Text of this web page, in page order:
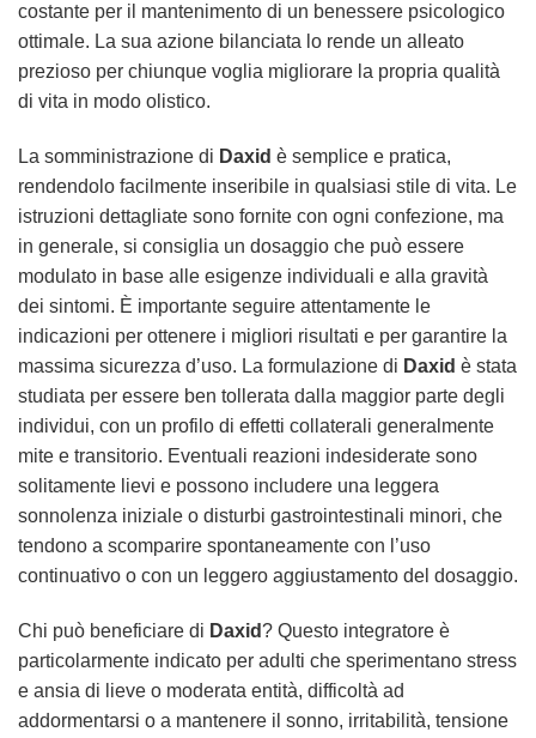
costante per il mantenimento di un benessere psicologico
ottimale. La sua azione bilanciata lo rende un alleato
prezioso per chiunque voglia migliorare la propria qualità
di vita in modo olistico.
La somministrazione di Daxid è semplice e pratica,
rendendolo facilmente inseribile in qualsiasi stile di vita. Le
istruzioni dettagliate sono fornite con ogni confezione, ma
in generale, si consiglia un dosaggio che può essere
modulato in base alle esigenze individuali e alla gravità
dei sintomi. È importante seguire attentamente le
indicazioni per ottenere i migliori risultati e per garantire la
massima sicurezza d’uso. La formulazione di Daxid è stata
studiata per essere ben tollerata dalla maggior parte degli
individui, con un profilo di effetti collaterali generalmente
mite e transitorio. Eventuali reazioni indesiderate sono
solitamente lievi e possono includere una leggera
sonnolenza iniziale o disturbi gastrointestinali minori, che
tendono a scomparire spontaneamente con l’uso
continuativo o con un leggero aggiustamento del dosaggio.
Chi può beneficiare di Daxid? Questo integratore è
particolarmente indicato per adulti che sperimentano stress
e ansia di lieve o moderata entità, difficoltà ad
addormentarsi o a mantenere il sonno, irritabilità, tensione